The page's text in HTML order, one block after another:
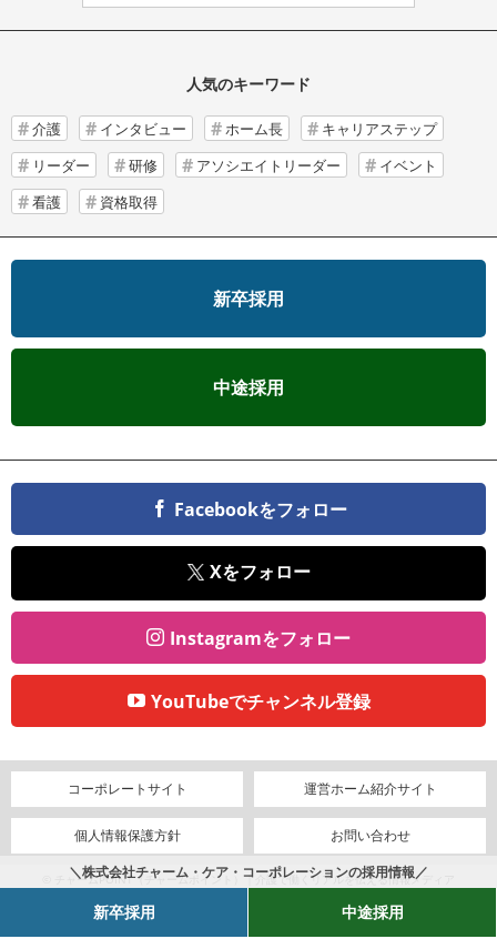
＼株式会社チャーム・ケア・コーポレーションの採用情報／
新卒採用 中途採用
人気のキーワード
介護 インタビュー ホーム長
キャリアステップ
リーダー
研修 アソシエイトリーダー
イベント
看護
資格取得
新卒採用
中途採用
Facebookをフォロー
Xをフォロー
Instagramをフォロー
YouTubeでチャンネル登録
コーポレートサイト 運営ホーム紹介サイト
個人情報保護方針 お問い合わせ
© チャームPOINT（チャームポイント）｜介護で働くリアルを伝える情報メディア